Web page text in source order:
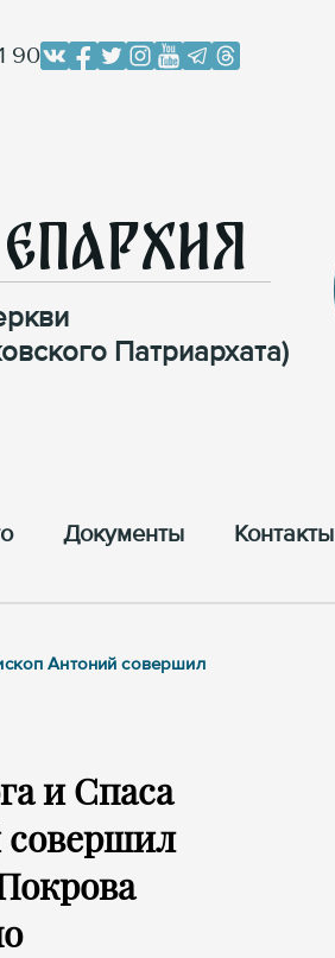
90
Патриархата)
Документы Контакты
Антоний совершил
и Спаса
совершил